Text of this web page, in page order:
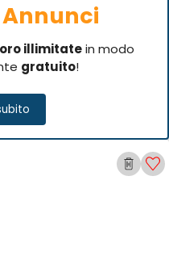
illimitatein modo
gratuito!